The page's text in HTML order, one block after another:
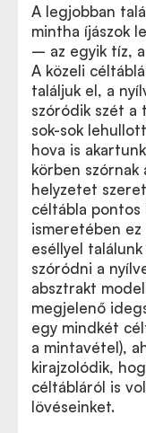
A legjobban
mintha íjászok
– az egyik tíz,
A közeli
találjuk el, a
szóródik szét a
sok-sok
hova is
körben szórnak
helyzetet
céltábla
ismeretében
eséllyel
szóródni a
absztrakt
megjelenő
egy mindkét
a mintavétel),
kirajzolódik,
céltábláról is
lövéseinket.